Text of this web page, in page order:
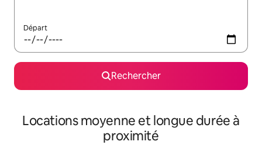
Départ
Rechercher
Locations moyenne et longue durée à
proximité